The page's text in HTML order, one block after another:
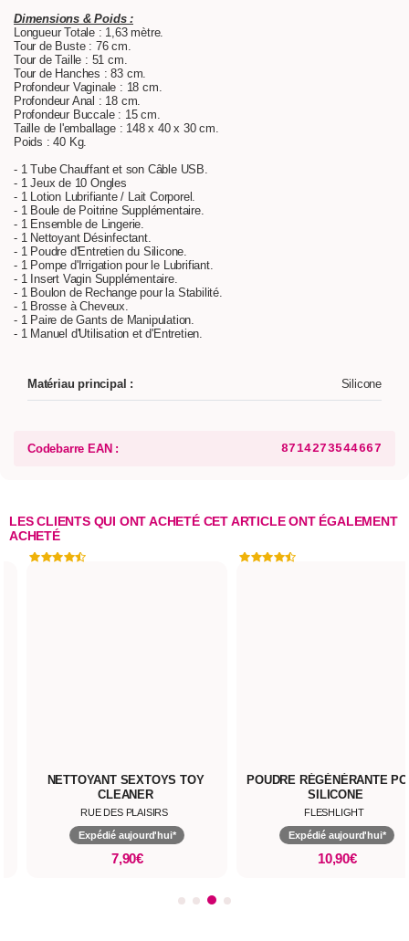
Dimensions & Poids :
Longueur Totale : 1,63 mètre.
Tour de Buste : 76 cm.
Tour de Taille : 51 cm.
Tour de Hanches : 83 cm.
Profondeur Vaginale : 18 cm.
Profondeur Anal : 18 cm.
Profondeur Buccale : 15 cm.
Taille de l'emballage : 148 x 40 x 30 cm.
Poids : 40 Kg.
- 1 Tube Chauffant et son Câble USB.
- 1 Jeux de 10 Ongles
- 1 Lotion Lubrifiante / Lait Corporel.
- 1 Boule de Poitrine Supplémentaire.
- 1 Ensemble de Lingerie.
- 1 Nettoyant Désinfectant.
- 1 Poudre d'Entretien du Silicone.
- 1 Pompe d'Irrigation pour le Lubrifiant.
- 1 Insert Vagin Supplémentaire.
- 1 Boulon de Rechange pour la Stabilité.
- 1 Brosse à Cheveux.
- 1 Paire de Gants de Manipulation.
- 1 Manuel d'Utilisation et d'Entretien.
Matériau principal : Silicone
Codebarre EAN : 8714273544667
LES CLIENTS QUI ONT ACHETÉ CET ARTICLE ONT ÉGALEMENT
ACHETÉ
POUDRE RÉGÉNÉRANTE POUR
SILICONE
FLESHLIGHT
Expédié aujourd'hui*
10,90€
POCHETTE POUR
RUE DES PLAISIRS
Expédié aujourd'hui*
5,90€